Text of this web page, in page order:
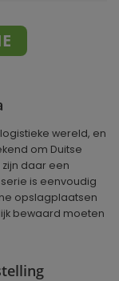
wereld, en
om Duitse
daar een
is eenvoudig
opslagplaatsen
bewaard moeten